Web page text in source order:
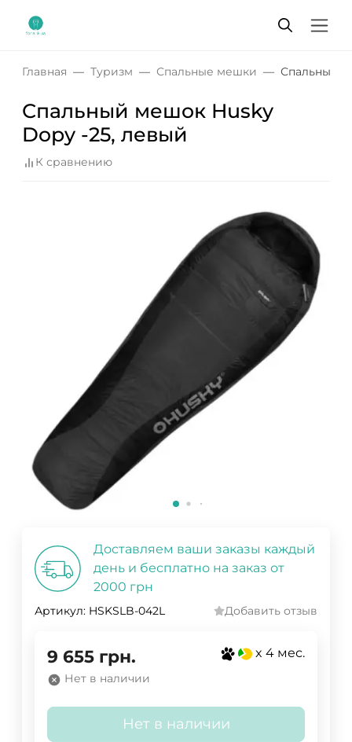
Главная Туризм Спальные мешки Спальный
Спальный мешок Husky
Dopy -25, левый
К сравнению
Доставляем ваши заказы каждый
день и бесплатно на заказ от
2000 грн
Артикул: HSKSLB-042L Добавить отзыв
9 655 грн. x 4 мес.
Нет в наличии
Нет в наличии